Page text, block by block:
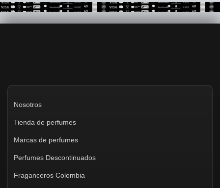
Nosotros
Tienda de perfumes
Marcas de perfumes
Perfumes Descontinuados
Fraganceros Colombia